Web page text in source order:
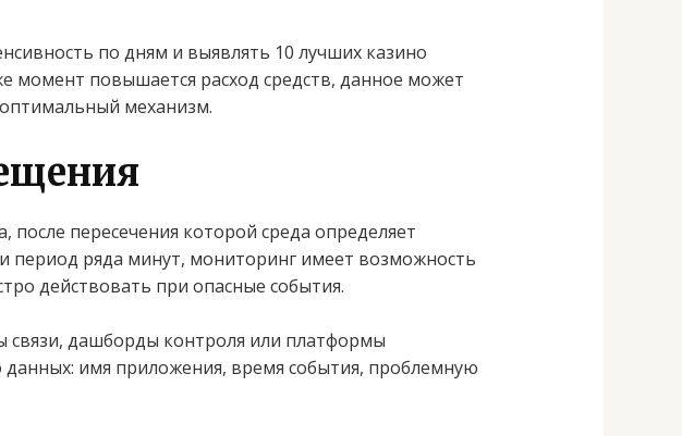
по дням и выявлять 10 лучших казино
момент повышается расход средств, данное может
механизм.
пересечения которой среда определяет
период ряда минут, мониторинг имеет возможность
действовать при опасные события.
дашборды контроля или платформы
имя приложения, время события, проблемную